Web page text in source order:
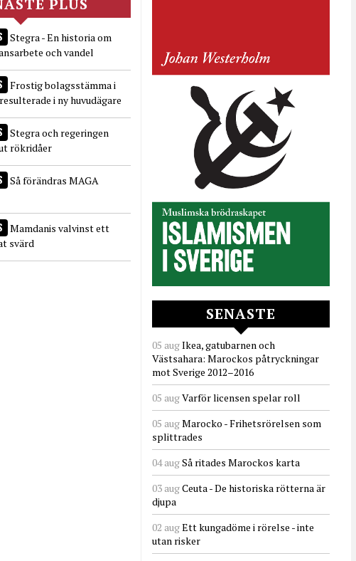
PLUS
Stegra - En historia om
och vandel
Frostig bolagsstämma i
i ny huvudägare
Stegra och regeringen
rökridåer
Så förändras MAGA
Mamdanis valvinst ett
svärd
SENASTE
05 augIkea, gatubarnen och
Västsahara: Marockos påtryckningar
mot Sverige 2012–2016
05 augVarför licensen spelar roll
05 augMarocko - Frihetsrörelsen som
splittrades
04 augSå ritades Marockos karta
03 augCeuta - De historiska rötterna är
djupa
02 augEtt kungadöme i rörelse - inte
utan risker